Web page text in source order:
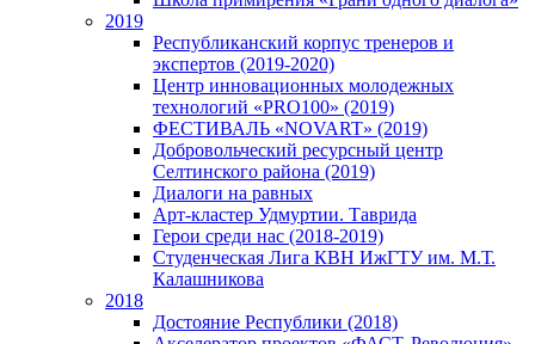
2019
Республиканский корпус тренеров и
экспертов (2019-2020)
Центр инновационных молодежных
технологий «PRO100» (2019)
ФЕСТИВАЛЬ «NOVART» (2019)
Добровольческий ресурсный центр
Селтинского района (2019)
Диалоги на равных
Арт-кластер Удмуртии. Таврида
Герои среди нас (2018-2019)
Студенческая Лига КВН ИжГТУ им. М.Т.
Калашникова
2018
Достояние Республики (2018)